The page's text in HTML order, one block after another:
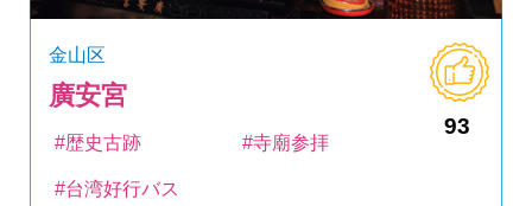
金山区
廣安宮
93
#歴史古跡 #寺廟参拝
#台湾好行バス